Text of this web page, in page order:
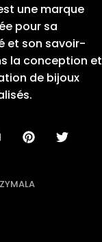
une marque
pour sa
et son savoir-
la conception et
de bijoux